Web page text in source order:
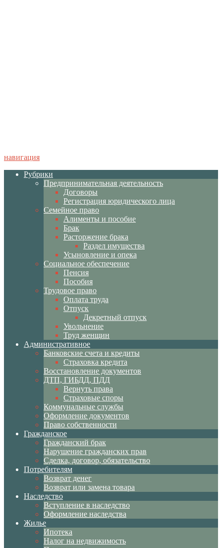
навигация
Рубрики
Предпринимательная деятельность
Договоры
Регистрация юридического лица
Семейное право
Алименты и пособие
Брак
Расторжение брака
Раздел имущества
Усыновление и опека
Социальное обеспечение
Пенсия
Пособия
Трудовое право
Оплата труда
Отпуск
Декретный отпуск
Увольнение
Труд женщин
Административное
Банковские счета и кредиты
Страховка кредита
Восстановление документов
ДТП, ГИБДД, ПДД
Вернуть права
Страховые споры
Коммунальные службы
Оформление документов
Право собственности
Гражданское
Гражданский брак
Нарушение гражданских прав
Сделка, договор, обязательство
Потребителям
Возврат денег
Возврат или замена товара
Наследство
Вступление в наследство
Оформление наследства
Жилье
Ипотека
Налог на недвижимость